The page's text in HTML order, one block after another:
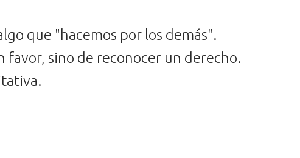
que "hacemos por los demás".
favor, sino de reconocer un derecho.